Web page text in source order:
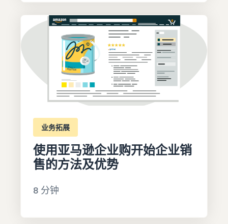
业务拓展
使用亚马逊企业购开始企业销
售的方法及优势
8 分钟